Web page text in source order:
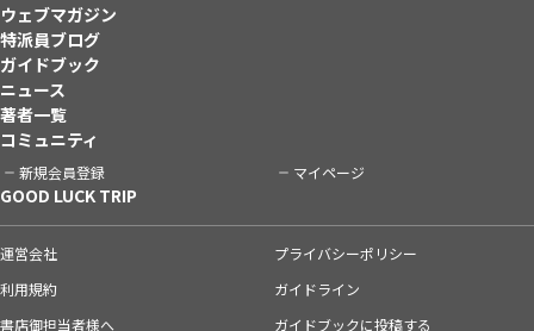
ウェブマガジン
特派員ブログ
ガイドブック
ニュース
著者一覧
コミュニティ
新規会員登録 マイページ
GOOD LUCK TRIP
運営会社
プライバシーポリシー
利用規約
ガイドライン
書店御担当者様へ
ガイドブックに投稿する